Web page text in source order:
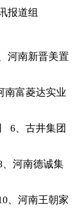
报道组
南新晋美置
富菱达实业
6、古井集团
河南德诚集
、河南王朝家